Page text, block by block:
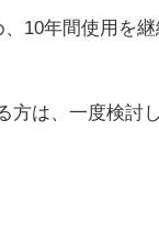
10年間使用を継
方は、一度検討